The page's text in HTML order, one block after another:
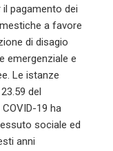
pagamento dei
a favore
di disagio
emergenziale e
Le istanze
del
19 ha
sociale ed
anni